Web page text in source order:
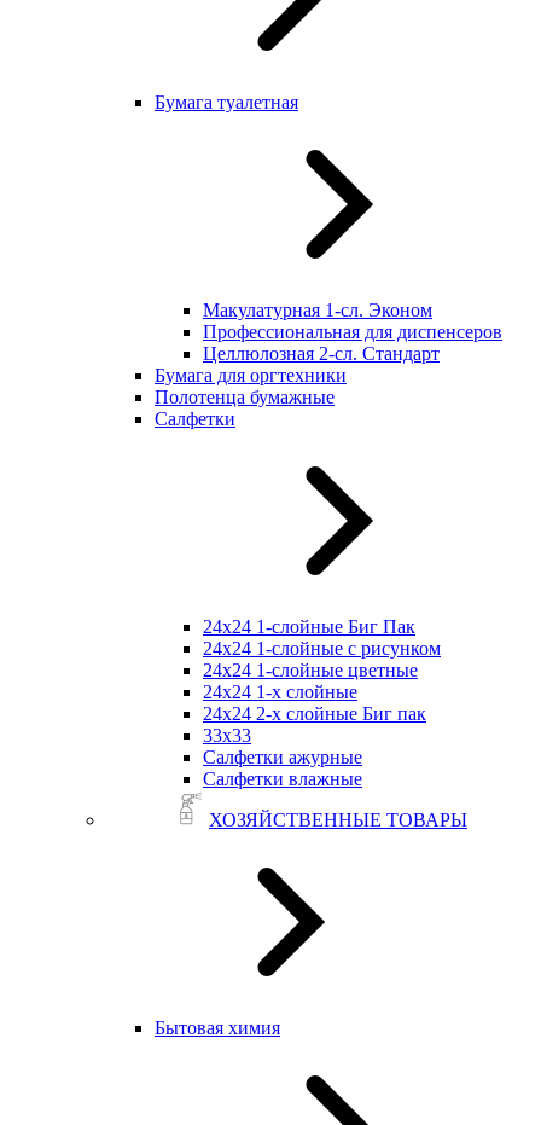
Бумага туалетная
Макулатурная 1-сл. Эконом
Профессиональная для диспенсеров
Целлюлозная 2-сл. Стандарт
Бумага для оргтехники
Полотенца бумажные
Салфетки
24х24 1-слойные Биг Пак
24х24 1-слойные с рисунком
24х24 1-слойные цветные
24х24 1-х слойные
24х24 2-х слойные Биг пак
33х33
Салфетки ажурные
Салфетки влажные
ХОЗЯЙСТВЕННЫЕ ТОВАРЫ
Бытовая химия